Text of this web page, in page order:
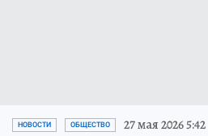
НОВОСТИ ОБЩЕСТВО 27 мая 2026 5:42